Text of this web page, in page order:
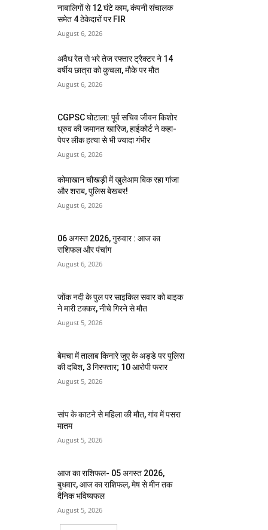
नाबालिगों से 12 घंटे काम, कंपनी संचालक
समेत 4 ठेकेदारों पर FIR
August 6, 2026
अवैध रेत से भरे तेज रफ्तार ट्रैक्टर ने 14
वर्षीय छात्रा को कुचला, मौके पर मौत
August 6, 2026
CGPSC घोटाला: पूर्व सचिव जीवन किशोर
ध्रुव की जमानत खारिज, हाईकोर्ट ने कहा-
पेपर लीक हत्या से भी ज्यादा गंभीर
August 6, 2026
कोमाखान चौखड़ी में खुलेआम बिक रहा गांजा
और शराब, पुलिस बेखबर!
August 6, 2026
06 अगस्त 2026, गुरुवार : आज का
राशिफल और पंचांग
August 6, 2026
जोंक नदी के पुल पर साइकिल सवार को बाइक
ने मारी टक्कर, नीचे गिरने से मौत
August 5, 2026
बेमचा में तालाब किनारे जुए के अड्डे पर पुलिस
की दबिश, 3 गिरफ्तार; 10 आरोपी फरार
August 5, 2026
सांप के काटने से महिला की मौत, गांव में पसरा
मातम
August 5, 2026
आज का राशिफल- 05 अगस्त 2026,
बुधवार, आज का राशिफल, मेष से मीन तक
दैनिक भविष्यफल
August 5, 2026